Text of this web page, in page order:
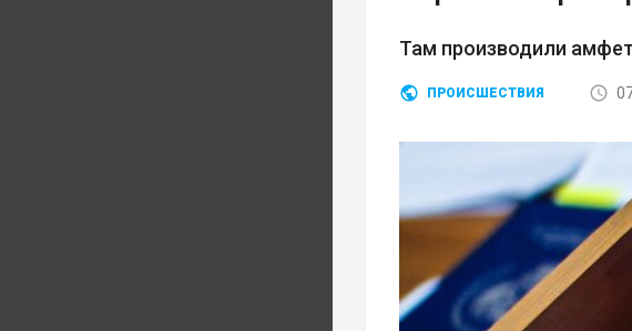
Там производили
ПРОИСШЕСТВИЯ